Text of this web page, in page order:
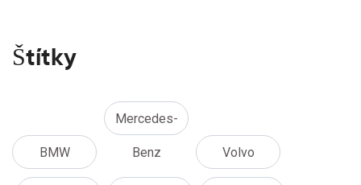
Štítky
BMW
Mercedes-
Benz Volvo